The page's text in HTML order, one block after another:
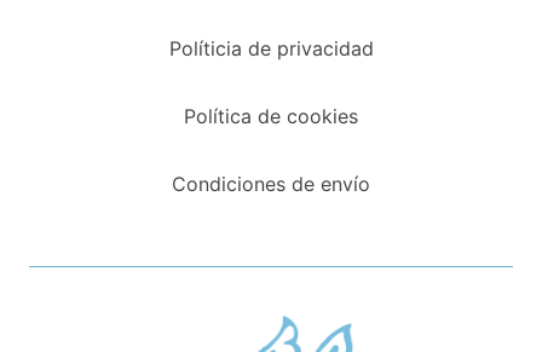
Políticia de privacidad
Política de cookies
Condiciones de envío